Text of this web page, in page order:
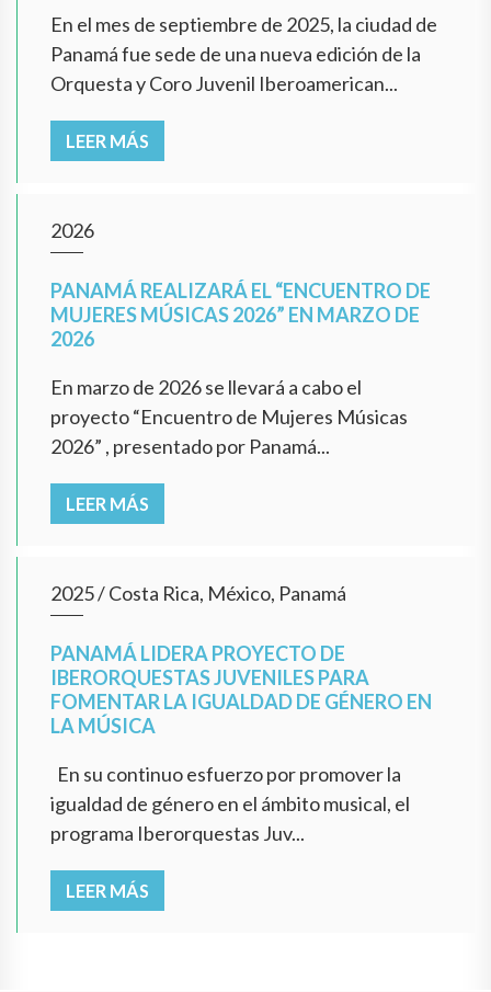
En el mes de septiembre de 2025, la ciudad de
Panamá fue sede de una nueva edición de la
Orquesta y Coro Juvenil Iberoamerican...
LEER MÁS
2026
PANAMÁ REALIZARÁ EL “ENCUENTRO DE
MUJERES MÚSICAS 2026” EN MARZO DE
2026
En marzo de 2026 se llevará a cabo el
proyecto “Encuentro de Mujeres Músicas
2026” , presentado por Panamá...
LEER MÁS
2025/Costa Rica, México, Panamá
PANAMÁ LIDERA PROYECTO DE
IBERORQUESTAS JUVENILES PARA
FOMENTAR LA IGUALDAD DE GÉNERO EN
LA MÚSICA
En su continuo esfuerzo por promover la
igualdad de género en el ámbito musical, el
programa Iberorquestas Juv...
LEER MÁS